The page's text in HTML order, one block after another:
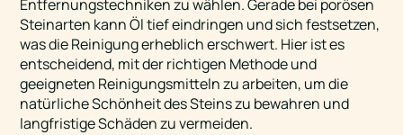
Entfernungstechniken zu wählen. Gerade bei porösen
Steinarten kann Öl tief eindringen und sich festsetzen,
was die Reinigung erheblich erschwert. Hier ist es
entscheidend, mit der richtigen Methode und
geeigneten Reinigungsmitteln zu arbeiten, um die
natürliche Schönheit des Steins zu bewahren und
langfristige Schäden zu vermeiden.